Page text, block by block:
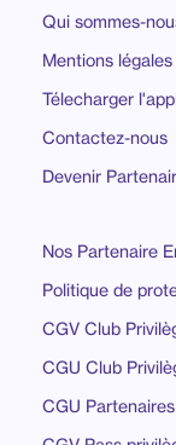
Qui sommes-
Mentions légales
Télecharger
Contactez-nous
Devenir
Nos Partenaire
Politique de
CGV Club
CGU Club
CGU Partenaires